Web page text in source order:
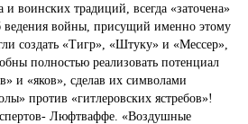
и воинских традиций, всегда «заточена»
ведения войны, присущий именно этому
создать «Тигр», «Штуку» и «Мессер»,
полностью реализовать потенциал
и «яков», сделав их символами
против «гитлеровских ястребов»!
Люфтваффе. «Воздушные